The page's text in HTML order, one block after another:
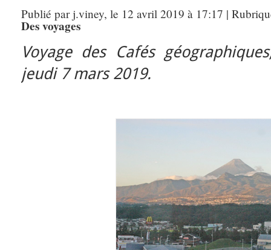
Publié par j.viney, le 12 avril 2019 à 17:17 |
Des voyages
Voyage des Cafés
jeudi 7 mars 2019.